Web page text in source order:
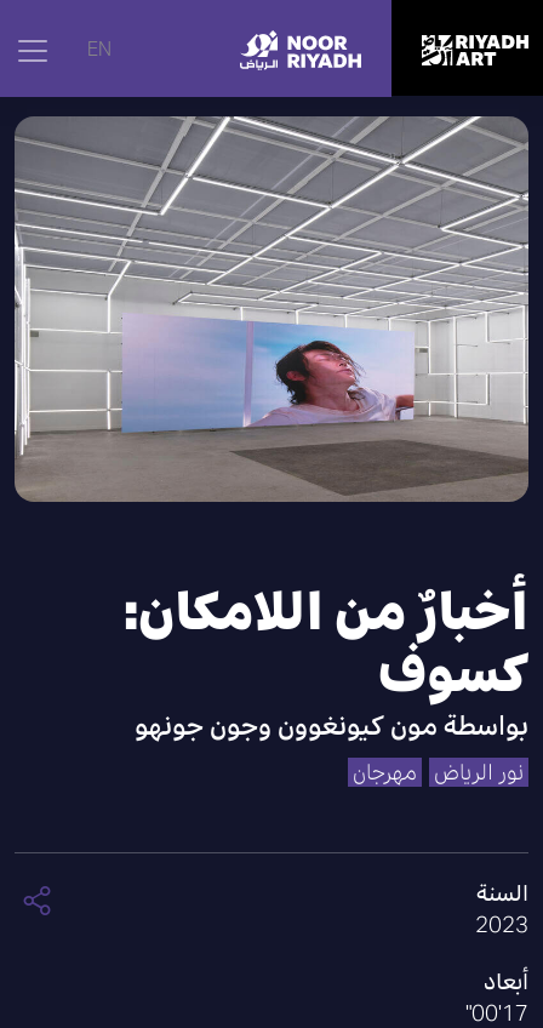
EN الرئيسية | الأعمال الفنية | أخبارٌ من اللامكان: كسوف
أخبارٌ من اللامكان:
كسوف
بواسطة مون كيونغوون وجون جونهو
نور الرياض مهرجان
السنة
2023
أبعاد
17'00"